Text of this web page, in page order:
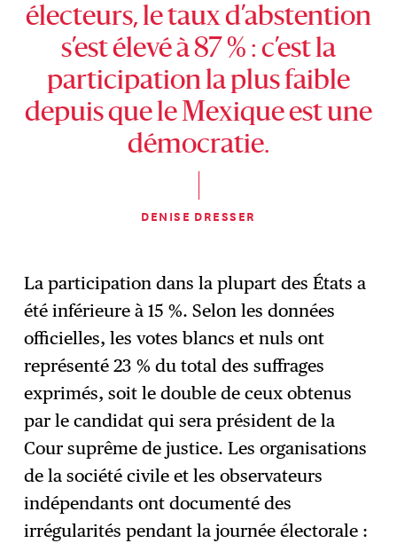
électeurs, le taux d’abstention
s’est élevé à 87 % : c’est la
participation la plus faible
depuis que le Mexique est une
démocratie.
DENISE DRESSER
La participation dans la plupart des États a
été inférieure à 15 %. Selon les données
officielles, les votes blancs et nuls ont
représenté 23 % du total des suffrages
exprimés, soit le double de ceux obtenus
par le candidat qui sera président de la
Cour suprême de justice. Les organisations
de la société civile et les observateurs
indépendants ont documenté des
irrégularités pendant la journée électorale :